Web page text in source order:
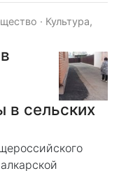
· Культура,
в сельских